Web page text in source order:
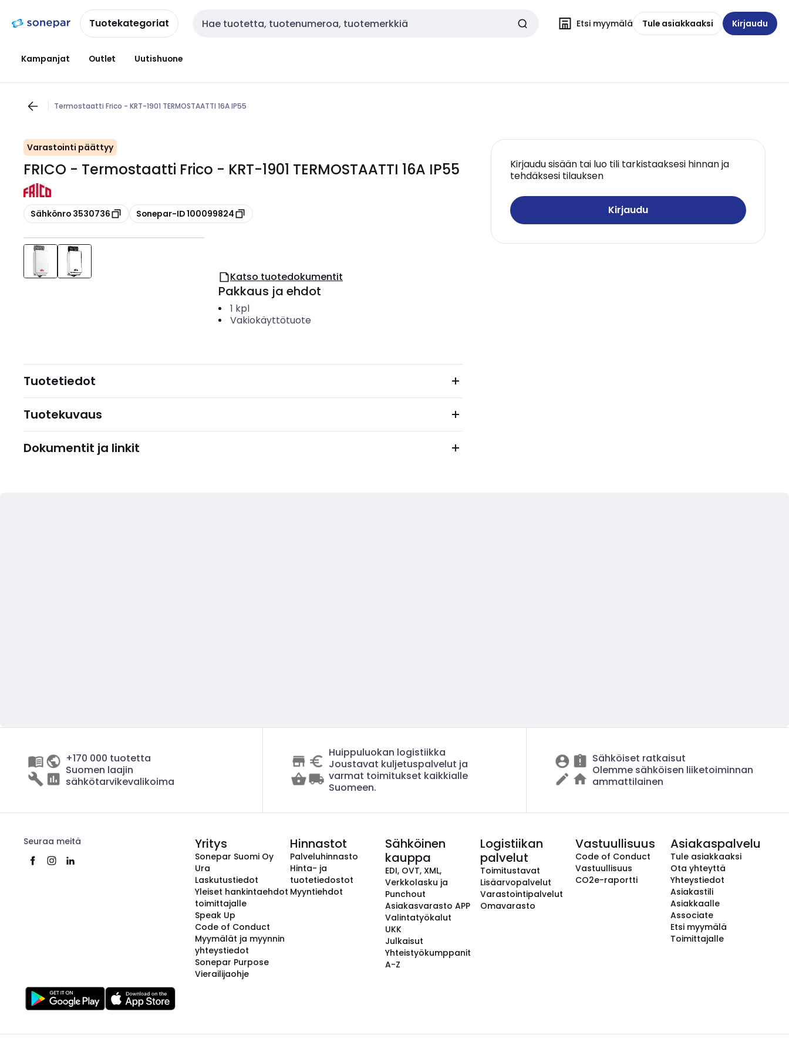
navigointiinsisältöönTuotekategoriat Haku Etsi myymälä Tule asiakkaaksi Kirjaudu
Kampanjat Outlet Uutishuone
Termostaatti Frico - KRT-1901 TERMOSTAATTI 16A IP55
Varastointi päättyy
FRICO - Termostaatti Frico - KRT-1901 TERMOSTAATTI 16A IP55
Kopioi
Sähkönro 3530736 Kopioi
Sonepar-ID 100099824
Kirjaudu sisään tai luo tili tarkistaaksesi hinnan ja
tehdäksesi tilauksen
Kirjaudu
Katso tuotedokumentit
Pakkaus ja ehdot
1 kpl
Vakiokäyttötuote
Tuotetiedot
Tuotekuvaus
Dokumentit ja linkit
+170 000 tuotetta
Suomen laajin
sähkötarvikevalikoima
Huippuluokan logistiikka
Joustavat kuljetuspalvelut ja
varmat toimitukset kaikkialle
Suomeen.
Sähköiset ratkaisut
Olemme sähköisen liiketoiminnan
ammattilainen
Seuraa meitä Yritys
Sonepar Suomi Oy
Ura
Laskutustiedot
Yleiset hankintaehdot
toimittajalle
Speak Up
Code of Conduct
Myymälät ja myynnin
yhteystiedot
Sonepar Purpose
Vierailijaohje
Hinnastot
Palveluhinnasto
Hinta- ja
tuotetiedostot
Myyntiehdot
Sähköinen
kauppa
EDI, OVT, XML,
Verkkolasku ja
Punchout
Asiakasvarasto APP
Valintatyökalut
UKK
Julkaisut
Yhteistyökumppanit
A-Z
Logistiikan
palvelut
Toimitustavat
Lisäarvopalvelut
Varastointipalvelut
Omavarasto
Vastuullisuus
Code of Conduct
Vastuullisuus
CO2e-raportti
Asiakaspalvelu
Tule asiakkaaksi
Ota yhteyttä
Yhteystiedot
Asiakastili
Asiakkaalle
Associate
Etsi myymälä
Toimittajalle